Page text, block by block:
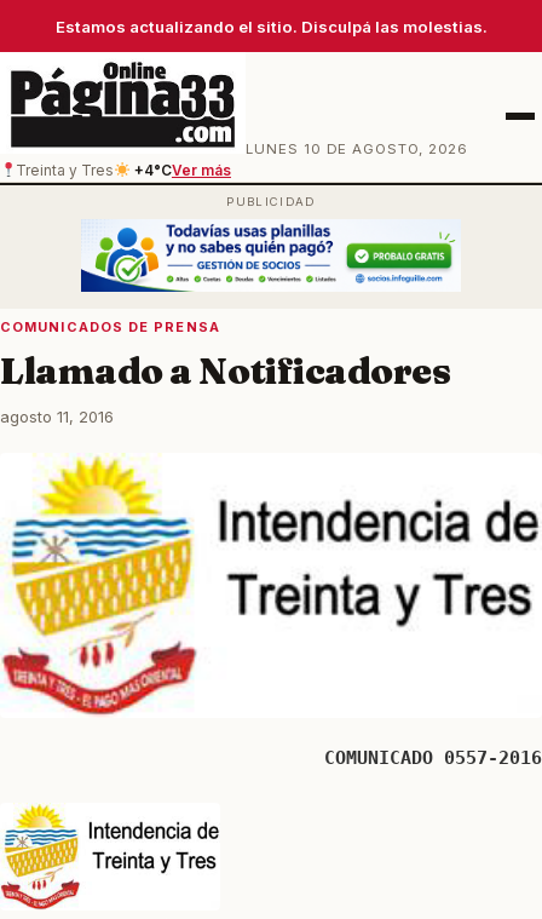
Estamos actualizando el sitio. Disculpá las molestias.
LUNES 10 DE AGOSTO, 2026
Treinta y Tres
+4°CVer más
Menú
COMUNICADOS DE PRENSA
Llamado a Notificadores
agosto 11, 2016
COMUNICADO 0557-2016